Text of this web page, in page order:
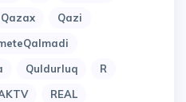
Qazax
Qazi
Quldurluq
R
REAL